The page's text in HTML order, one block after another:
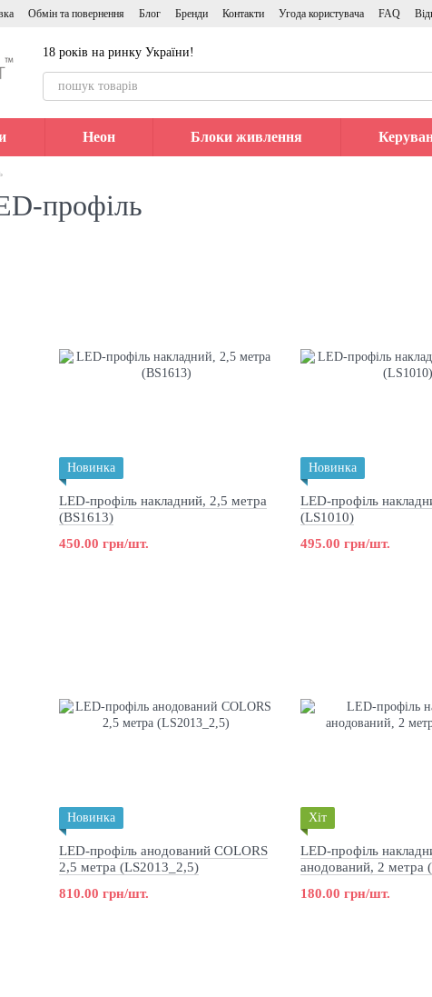
Обмін та повернення Блог Бренди Контакти Угода користувача FAQ
18 років на ринку України!
Неон Блоки живлення
профіль
Новинка
LED-профіль накладний, 2,5 метра
(BS1613)
450.00 грн/шт.
Новинка
LED-профіль
(LS1010)
495.00 грн/шт.
Новинка
LED-профіль анодований COLORS
2,5 метра (LS2013_2,5)
810.00 грн/шт.
Хіт
LED-профіль
анодований, 2 метра
180.00 грн/шт.